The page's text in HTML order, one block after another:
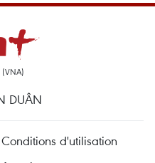
(VNA)
DUÂN
Conditions d'utilisation